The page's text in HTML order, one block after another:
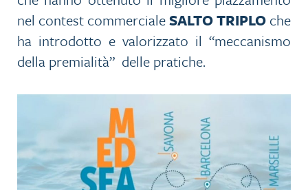
nel contest commercialeSALTO TRIPLO che
ha introdotto e valorizzato il “meccanismo
della premialità” delle pratiche.